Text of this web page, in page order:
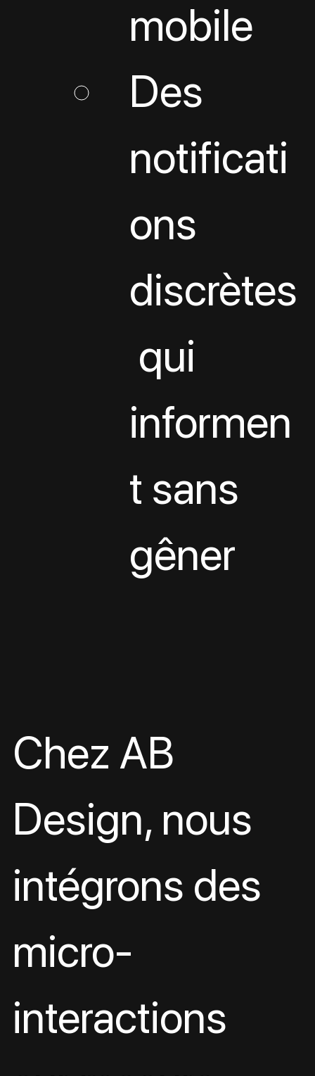
mobile
Des
notificati
ons
discrètes
qui
informen
t sans
gêner
Chez AB
Design, nous
intégrons des
micro-
interactions